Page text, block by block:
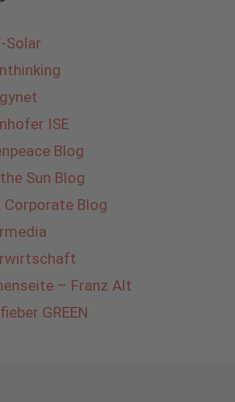
Solar
ISE
Blog
Sun Blog
Corporate Blog
– Franz Alt
GREEN